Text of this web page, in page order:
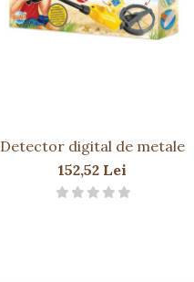
Detector digital de metale
152,52 Lei